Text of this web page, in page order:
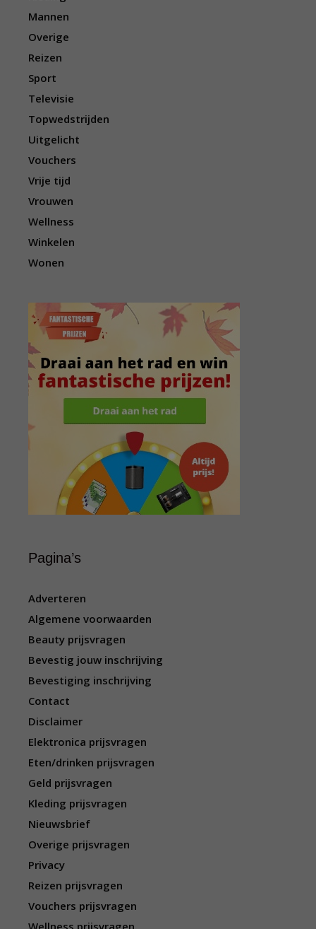
Mannen
Overige
Reizen
Sport
Televisie
Topwedstrijden
Uitgelicht
Vouchers
Vrije tijd
Vrouwen
Wellness
Winkelen
Wonen
Pagina’s
Adverteren
Algemene voorwaarden
Beauty prijsvragen
Bevestig jouw inschrijving
Bevestiging inschrijving
Contact
Disclaimer
Elektronica prijsvragen
Eten/drinken prijsvragen
Geld prijsvragen
Kleding prijsvragen
Nieuwsbrief
Overige prijsvragen
Privacy
Reizen prijsvragen
Vouchers prijsvragen